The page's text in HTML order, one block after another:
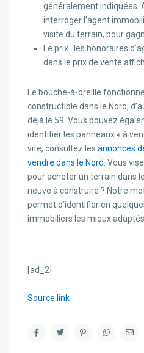
généralement indiquées.
interroger l’agent
visite du terrain, pour
Le prix : les honoraires
dans le prix de vente
Le bouche-à-oreille
constructible dans le Nord,
déjà le 59. Vous pouvez
identifier les panneaux « à
vite, consultez lesannonces
vendre dans le Nord . Vous
pour acheter un terrain dans
neuve à construire ? Notre
permet d’identifier en
immobiliers les mieux
[ad_2]
Source link